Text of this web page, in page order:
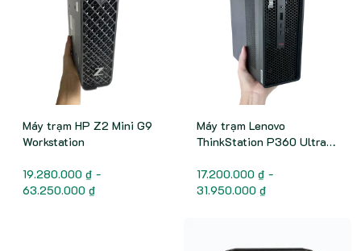
Máy trạm HP Z2 Mini G9
Workstation
19.280.000 ₫ -
63.250.000 ₫
Máy trạm Lenovo
ThinkStation P360 Ultra
17.200.000 ₫ -
31.950.000 ₫